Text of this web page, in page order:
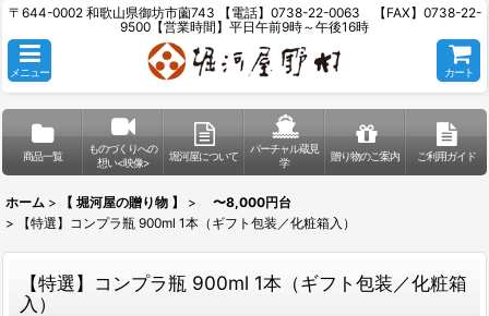
〒644-0002 和歌山県御坊市薗743 【電話】0738-22-0063 【FAX】0738-22-
9500【営業時間】平日午前9時～午後16時
メニュー カート
商品一覧
ものづくりへの
想い<映像>
堀河屋について
バーチャル蔵見
学
贈り物のご案内 ご利用ガイド
ホーム > 【 堀河屋の贈り物 】 >
〜8,000円台
>
【特選】コンプラ瓶 900ml 1本（ギフト包装／化粧箱入）
【特選】コンプラ瓶 900ml 1本（ギフト包装／化粧箱
入）